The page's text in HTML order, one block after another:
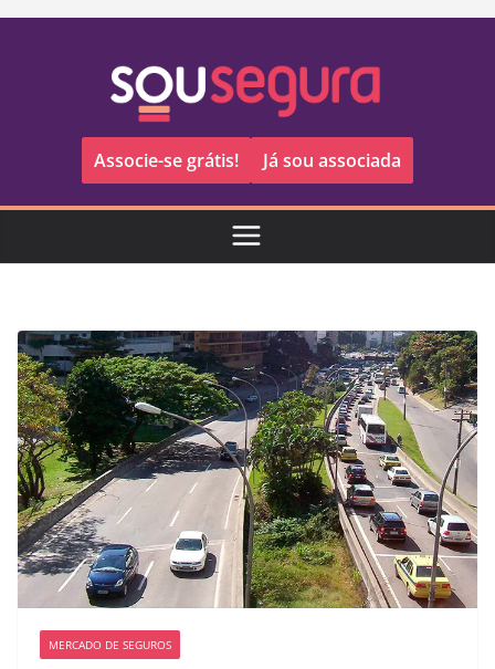
Pular
Associe-se grátis! Já sou associada
MERCADO DE SEGUROS